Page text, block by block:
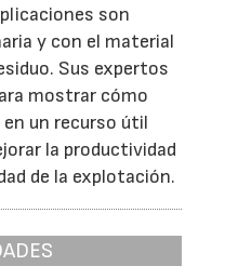
son
y con el material
Sus expertos
mostrar cómo
un recurso útil
la productividad
de la explotación.